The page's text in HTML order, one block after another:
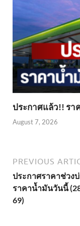
ประกาศแล้ว!! รา
August 7, 2026
PREVIOUS
ประกาศราคาช่วง
ราคาน้ำมันวันนี้
69)